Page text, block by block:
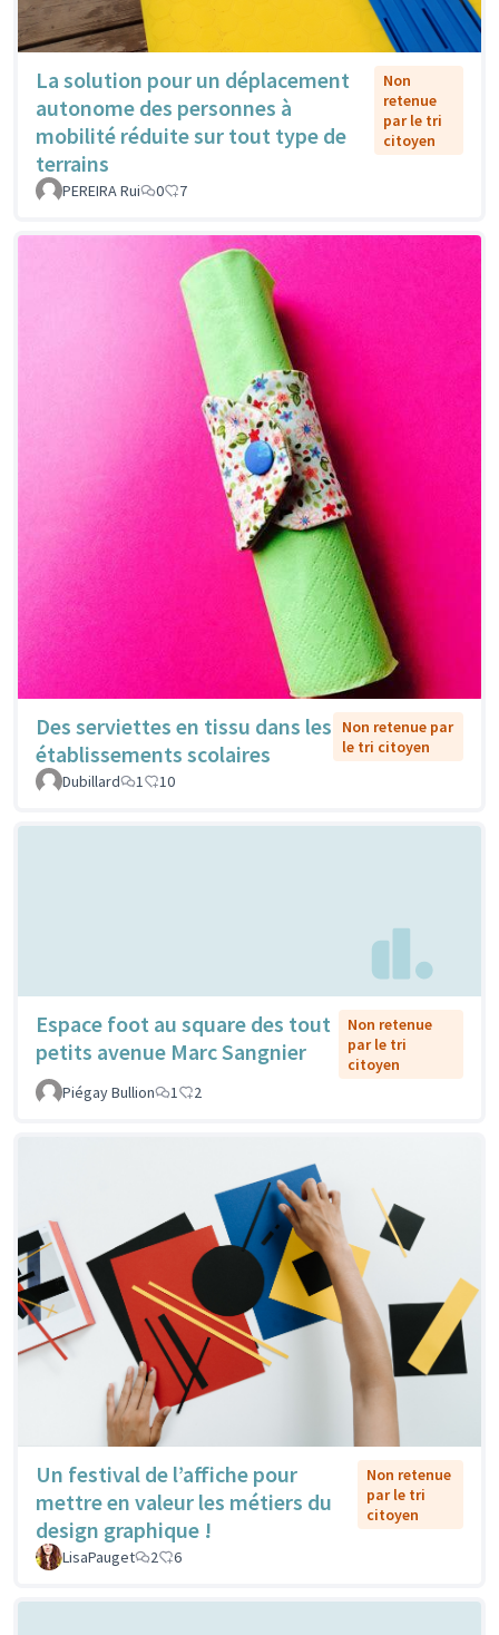
La solution pour un déplacement
autonome des personnes à
mobilité réduite sur tout type de
terrains
Non
retenue
par le tri
citoyen
PEREIRA Rui 0 7
Des serviettes en tissu dans les
établissements scolaires
Non retenue par
le tri citoyen
Dubillard
1 10
Espace foot au square des tout
petits avenue Marc Sangnier
Non retenue
par le tri
citoyen
Piégay Bullion
1 2
Un festival de l’affiche pour
mettre en valeur les métiers du
design graphique !
Non retenue
par le tri
citoyen
LisaPauget 2 6